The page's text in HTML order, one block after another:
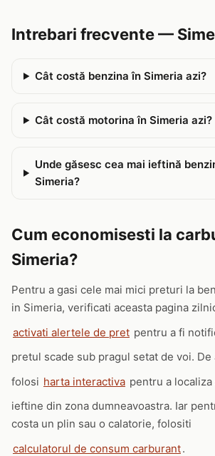
Intrebari frecvente —
Cât costă benzina în Simeria azi?
Cât costă motorina în Simeria azi?
Unde găsesc cea mai ieftină
Simeria?
Cum economisesti la
Simeria?
Pentru a gasi cele mai mici preturi la
in Simeria, verificati aceasta pagina
activati alertele de pret pentru a fi
pretul scade sub pragul setat de voi.
folosi harta interactiva pentru a
ieftine din zona dumneavoastra. Iar
costa un plin sau o calatorie, folositi
calculatorul de consum carburant.